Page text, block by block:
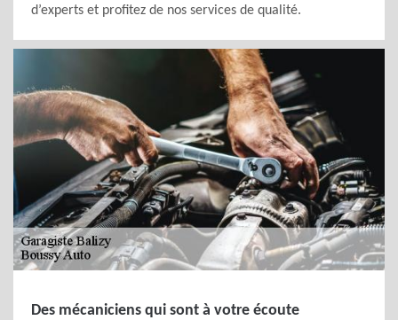
d’experts et profitez de nos services de qualité.
Des mécaniciens qui sont à votre écoute